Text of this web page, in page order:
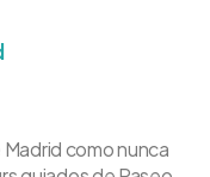
como nunca